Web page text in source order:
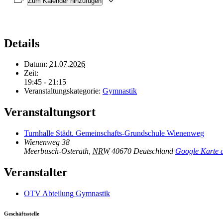
Details
Datum: 21.07.2026
Zeit:
19:45 - 21:15
Veranstaltungskategorie: Gymnastik
Veranstaltungsort
Turnhalle Städt. Gemeinschafts-Grundschule Wienenweg
Wienenweg 38
Meerbusch-Osterath NRW 40670 Deutschland Google Karte
Veranstalter
OTV Abteilung Gymnastik
Geschäftsstelle